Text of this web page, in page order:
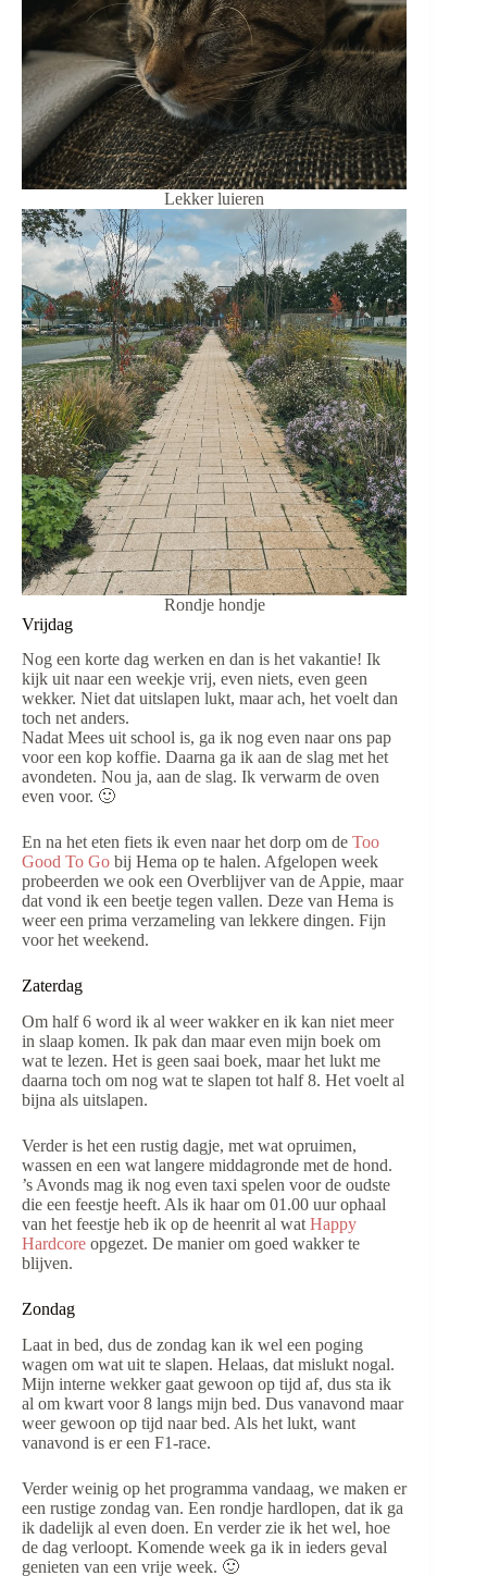
Lekker luieren
Rondje hondje
Vrijdag
Nog een korte dag werken en dan is het vakantie! Ik
kijk uit naar een weekje vrij, even niets, even geen
wekker. Niet dat uitslapen lukt, maar ach, het voelt dan
toch net anders.
Nadat Mees uit school is, ga ik nog even naar ons pap
voor een kop koffie. Daarna ga ik aan de slag met het
avondeten. Nou ja, aan de slag. Ik verwarm de oven
even voor. 🙂
En na het eten fiets ik even naar het dorp om de Too
Good To Go bij Hema op te halen. Afgelopen week
probeerden we ook een Overblijver van de Appie, maar
dat vond ik een beetje tegen vallen. Deze van Hema is
weer een prima verzameling van lekkere dingen. Fijn
voor het weekend.
Zaterdag
Om half 6 word ik al weer wakker en ik kan niet meer
in slaap komen. Ik pak dan maar even mijn boek om
wat te lezen. Het is geen saai boek, maar het lukt me
daarna toch om nog wat te slapen tot half 8. Het voelt al
bijna als uitslapen.
Verder is het een rustig dagje, met wat opruimen,
wassen en een wat langere middagronde met de hond.
’s Avonds mag ik nog even taxi spelen voor de oudste
die een feestje heeft. Als ik haar om 01.00 uur ophaal
van het feestje heb ik op de heenrit al wat Happy
Hardcore opgezet. De manier om goed wakker te
blijven.
Zondag
Laat in bed, dus de zondag kan ik wel een poging
wagen om wat uit te slapen. Helaas, dat mislukt nogal.
Mijn interne wekker gaat gewoon op tijd af, dus sta ik
al om kwart voor 8 langs mijn bed. Dus vanavond maar
weer gewoon op tijd naar bed. Als het lukt, want
vanavond is er een F1-race.
Verder weinig op het programma vandaag, we maken er
een rustige zondag van. Een rondje hardlopen, dat ik ga
ik dadelijk al even doen. En verder zie ik het wel, hoe
de dag verloopt. Komende week ga ik in ieders geval
genieten van een vrije week. 🙂